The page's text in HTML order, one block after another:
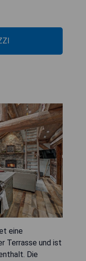
eine
Terrasse und ist
Die